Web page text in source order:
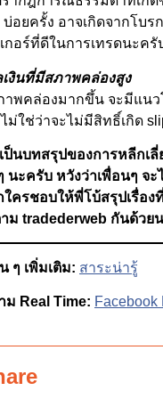
บ่อยครั้ง อาจเกิดจากโบ
กอร์ที่ดีในการเทรดนะครั
เงินที่มีสภาพคล่องสูง
พคล่องมากขึ้น จะมีแนว
ม่ใช่ว่าจะไม่มีสิทธิ์เกิด
นบทสรุปของการหลีกเ
นะครับ หวังว่าเพื่อนๆ จ
ครชอบให้พี่โบ้สรุปเรื่อง
ม tradederweb กันด้วย
ๆ เพิ่มเติม: สาระน่ารู้
Real Time: Facebook